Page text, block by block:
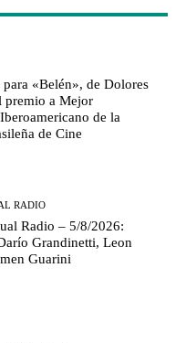
«Belén», de Dolores
premio a Mejor
de la
de Cine
RADIO
Radio – 5/8/2026:
Grandinetti, Leon
Guarini